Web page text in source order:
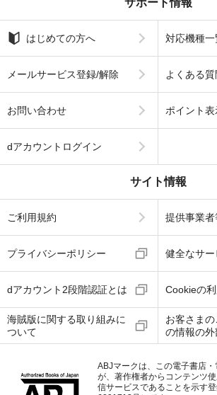
サポート情報
はじめての方へ 対応機種一
メールサービス登録/解除 よくある質
お問い合わせ ポイント表
dアカウントログイン
サイト情報
ご利用規約 提供事業
プライバシーポリシー 健全なサ
dアカウント2段階認証とは Cookieの
海賊版に関する取り組みに
ついて
お客さま
の情報の
ABJマークは、この電子書店
が、著作権者からコンテンツ
信サービスであることを示す